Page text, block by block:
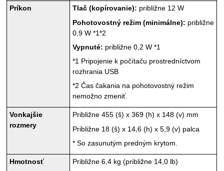
Príkon
Tlač (kopírovanie): približne 12 W
Pohotovostný režim (minimálne): približne
0,9 W*1*2
Vypnuté: približne 0,2 W*1
*1 Pripojenie k počítaču prostredníctvom
rozhrania USB
*2 Čas čakania na pohotovostný režim
nemožno zmeniť.
Vonkajšie
rozmery
Približne 455 (š) x 369 (h) x 148 (v) mm
Približne 18 (š) x 14,6 (h) x 5,9 (v) palca
* So zasunutým predným krytom
Hmotnosť
Približne 6,4 kg (približne 14,0 lb)